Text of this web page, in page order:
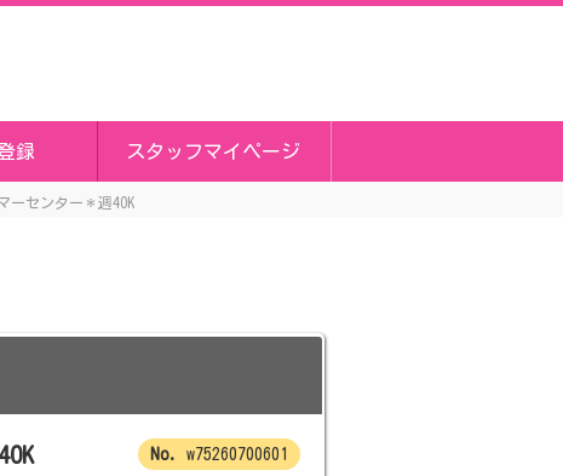
録 スタッフマイページ
センター＊週4OK
w75260700601